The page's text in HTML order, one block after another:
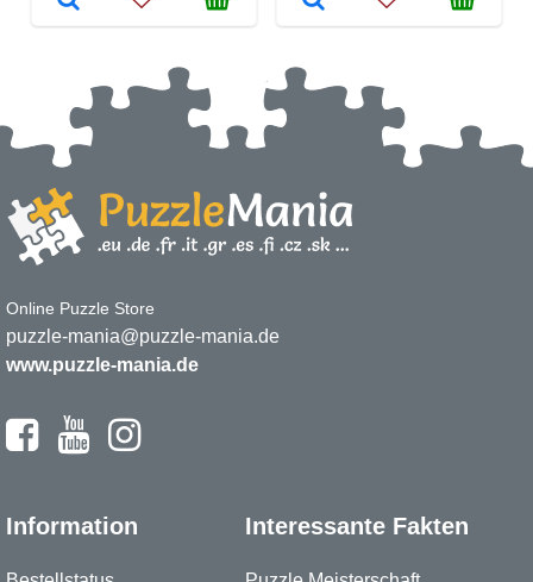
Online Puzzle Store
puzzle-mania@puzzle-mania.de
www.puzzle-mania.de
Information Interessante Fakten